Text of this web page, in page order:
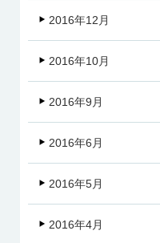
2016年12月
2016年10月
2016年9月
2016年6月
2016年5月
2016年4月